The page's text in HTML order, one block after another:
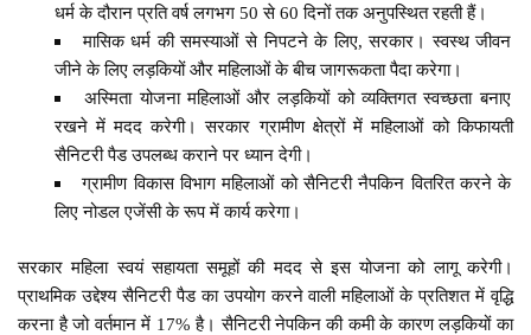
धर्म के दौरान प्रति वर्ष लगभग 50 से 60 दिनों तक अनुपस्थित रहती हैं।
मासिक धर्म की समस्याओं से निपटने के लिए, सरकार। स्वस्थ जीवन
जीने के लिए लड़कियों और महिलाओं के बीच जागरूकता पैदा करेगा।
अस्मिता योजना महिलाओं और लड़कियों को व्यक्तिगत स्वच्छता बनाए
रखने में मदद करेगी। सरकार ग्रामीण क्षेत्रों में महिलाओं को किफायती
सैनिटरी पैड उपलब्ध कराने पर ध्यान देगी।
ग्रामीण विकास विभाग महिलाओं को सैनिटरी नैपकिन वितरित करने के
लिए नोडल एजेंसी के रूप में कार्य करेगा।
सरकार महिला स्वयं सहायता समूहों की मदद से इस योजना को लागू करेगी।
प्राथमिक उद्देश्य सैनिटरी पैड का उपयोग करने वाली महिलाओं के प्रतिशत में वृद्धि
करना है जो वर्तमान में 17% है। सैनिटरी नेपकिन की कमी के कारण लड़कियों का